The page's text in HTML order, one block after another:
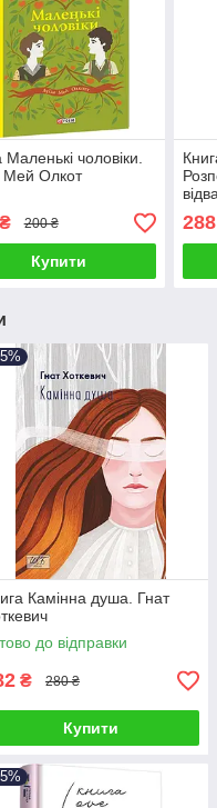
Маленькі чоловіки.
Мей Олкот
200 ₴
Купити
288
Камінна душа. Гнат
до відправки
₴ 280 ₴
Купити